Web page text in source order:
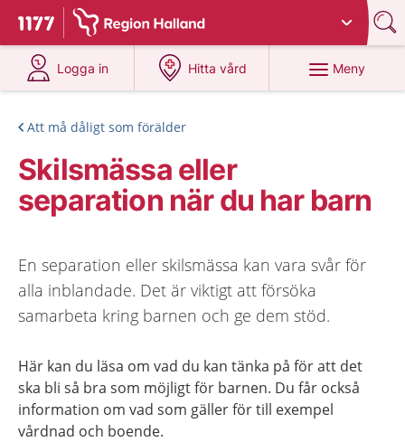
Till startsidan för 1177
Du har valt region Halland
Logga in
på 1177.se
Hitta vård
på 1177.se
Meny
Att må dåligt som förälder
Skilsmässa eller
separation när du har barn
En separation eller skilsmässa kan vara svår för
alla inblandade. Det är viktigt att försöka
samarbeta kring barnen och ge dem stöd.
Här kan du läsa om vad du kan tänka på för att det
ska bli så bra som möjligt för barnen. Du får också
information om vad som gäller för till exempel
vårdnad och boende.